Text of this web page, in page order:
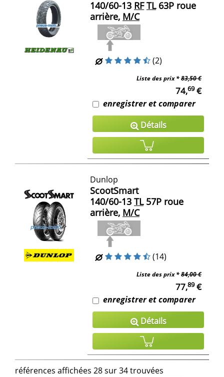
140/60-13 RF TL63P roue
arrière, M/C
(2)
Liste des prix *83,50 €
74,69€
enregistrer et comparer
Détails
Dunlop
ScootSmart
140/60-13 TL57P roue
arrière, M/C
(14)
Liste des prix *84,00 €
77,89€
enregistrer et comparer
Détails
références affichées 28 sur 34 trouvées